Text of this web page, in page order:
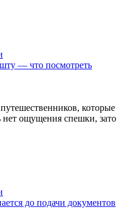
— что посмотреть
которые
нет ощущения спешки, зато
до подачи документов